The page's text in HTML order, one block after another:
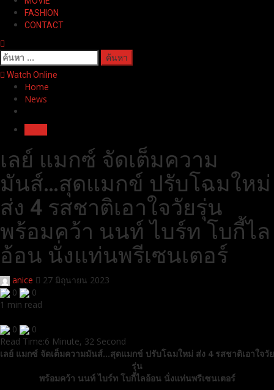
FASHION
CONTACT
ค้นหา
สำหรับ:
Watch Online
Home
News
เลย์ แมกซ์ จัดเต็มความ
มันส์…สุดแมกข์ ปรับโฉมใหม่
ส่ง 4 รสชาติเอาใจวัยรุ่น
พร้อมคว้า นนท์ ไบร์ท โบกี้ไล
อ้อน นั่งแท่นพรีเซนเตอร์
anice
27 มิถุนายน 2023
0
0
1 min read
0
0
Read Time:6 Minute, 32 Second
เลย์ แมกซ์ จัดเต็มความมันส์…สุดแมกข์ ปรับโฉมใหม่ ส่ง 4 รสชาติเอาใจวัย
รุ่น
พร้อมคว้า นนท์ ไบร์ท โบกี้ไลอ้อน นั่งแท่นพรีเซนเตอร์